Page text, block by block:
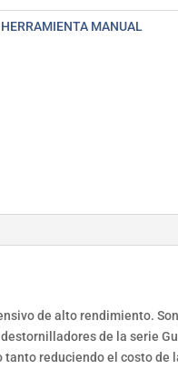
HERRAMIENTA MANUAL
de alto rendimiento. Son
de la serie
reduciendo el costo de